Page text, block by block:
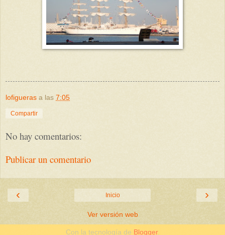
lofigueras a las 7:05
Compartir
No hay comentarios:
Publicar un comentario
‹ ›
Inicio
Ver versión web
Con la tecnología de Blogger.